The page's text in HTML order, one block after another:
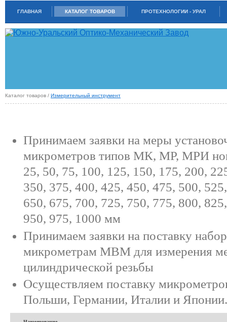
ГЛАВНАЯ КАТАЛОГ ТОВАРОВ ПРОТЕХНОЛОГИИ - УРАЛ
Каталог товаров / Измерительный инструмент
Принимаем заявки на меры
микрометров типов МК, МР, МРИ
25, 50, 75, 100, 125, 150, 175, 200,
350, 375, 400, 425, 450, 475, 500,
650, 675, 700, 725, 750, 775, 800,
950, 975, 1000 мм
Принимаем заявки на поставку
микрометрам МВМ для измерения
цилиндрической резьбы
Осуществляем поставку
Польши, Германии, Италии и Японии.